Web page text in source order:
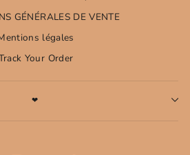
GÉNÉRALES DE VENTE
légales
Your Order
❤